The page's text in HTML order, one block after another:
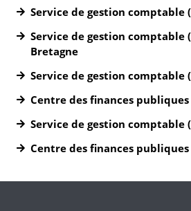
Service de gestion comptable
Service de gestion comptable
Bretagne
Service de gestion comptable
Centre des finances
Service de gestion comptable
Centre des finances publiques